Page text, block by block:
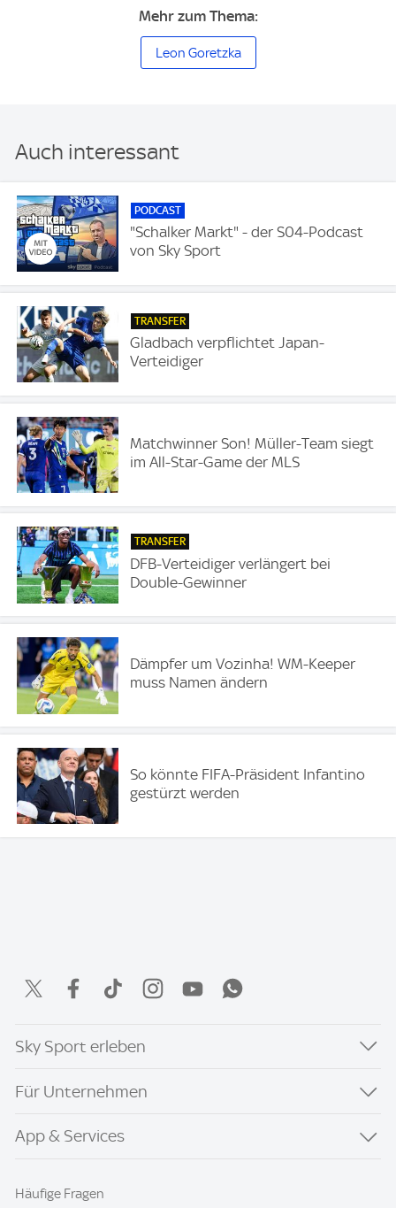
Mehr zum Thema:
Leon Goretzka
Auch interessant
PODCAST
"Schalker Markt" - der S04-Podcast
von Sky Sport
TRANSFER
Gladbach verpflichtet Japan-
Verteidiger
Matchwinner Son! Müller-Team siegt
im All-Star-Game der MLS
TRANSFER
DFB-Verteidiger verlängert bei
Double-Gewinner
Dämpfer um Vozinha! WM-Keeper
muss Namen ändern
So könnte FIFA-Präsident Infantino
gestürzt werden
Sky Sport erleben
Für Unternehmen
App & Services
Häufige Fragen